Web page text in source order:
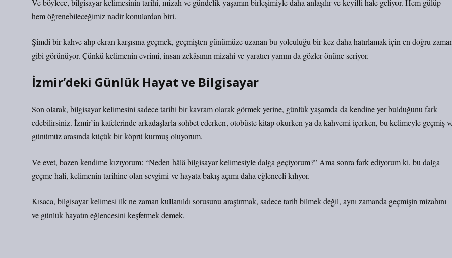
Ve böylece, bilgisayar kelimesinin tarihi, mizah ve gündelik yaşamın birleşimiyle daha anlaşılır ve keyifli hale geliyor. Hem gülüp
hem öğrenebileceğimiz nadir konulardan biri.
Şimdi bir kahve alıp ekran karşısına geçmek, geçmişten günümüze uzanan bu yolculuğu bir kez daha hatırlamak için en doğru
gibi görünüyor. Çünkü kelimenin evrimi, insan zekâsının mizahi ve yaratıcı yanını da gözler önüne seriyor.
İzmir’deki Günlük Hayat ve Bilgisayar
Son olarak, bilgisayar kelimesini sadece tarihi bir kavram olarak görmek yerine, günlük yaşamda da kendine yer bulduğunu fark
edebilirsiniz. İzmir’in kafelerinde arkadaşlarla sohbet ederken, otobüste kitap okurken ya da kahvemi içerken, bu kelimeyle geçmiş
günümüz arasında küçük bir köprü kurmuş oluyorum.
Ve evet, bazen kendime kızıyorum: “Neden hâlâ bilgisayar kelimesiyle dalga geçiyorum?” Ama sonra fark ediyorum ki, bu dalga
geçme hali, kelimenin tarihine olan sevgimi ve hayata bakış açımı daha eğlenceli kılıyor.
Kısaca, bilgisayar kelimesi ilk ne zaman kullanıldı sorusunu araştırmak, sadece tarih bilmek değil, aynı zamanda geçmişin mizahını
ve günlük hayatın eğlencesini keşfetmek demek.
—